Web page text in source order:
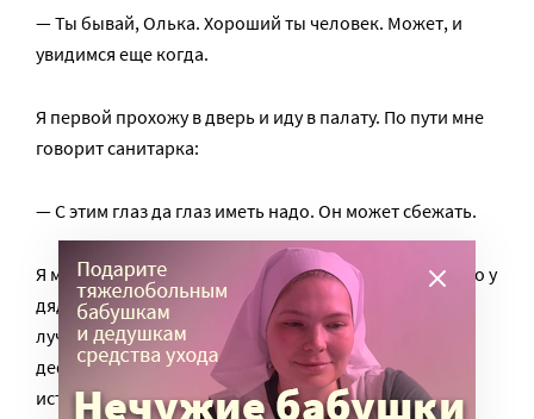
— Ты бывай, Олька. Хороший ты человек. Может, и
увидимся еще когда.
Я первой прохожу в дверь и иду в палату. По пути мне
говорит санитарка:
— С этим глаз да глаз иметь надо. Он может сбежать.
Я молчу. Потому что в эту минуту я снова надеюсь, что у
дяди Саши будет дом, где его ждут. Эта надежда на
лучшее не дает мне «профессионально
деформироваться», даже когда сюжеты таких
историй, увы, неутешительны.